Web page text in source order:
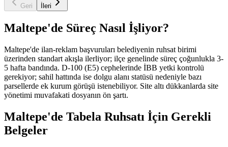
Geri İleri
Maltepe'de Süreç Nasıl İşliyor?
Maltepe'de ilan-reklam başvuruları belediyenin ruhsat birimi
üzerinden standart akışla ilerliyor; ilçe genelinde süreç çoğunlukla 3-
5 hafta bandında. D-100 (E5) cephelerinde İBB yetki kontrolü
gerekiyor; sahil hattında ise dolgu alanı statüsü nedeniyle bazı
parsellerde ek kurum görüşü istenebiliyor. Site altı dükkanlarda site
yönetimi muvafakati dosyanın ön şartı.
Maltepe'de Tabela Ruhsatı İçin Gerekli
Belgeler